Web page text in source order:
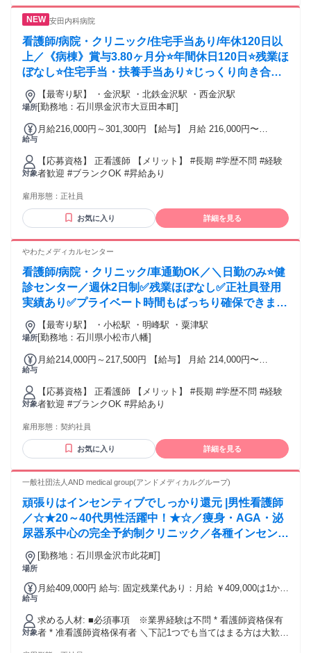
安田内科病院
看護師/病院・クリニック/住宅手当あり/年休120日以
上／《病棟》賞与3.80ヶ月分⭐年間休日120日⭐残業ほ
ぼなし⭐住宅手当・扶養手当あり⭐じっくり向き合っ
た看護を目指す方にぴったりの慢性期型病院✨
場所
【最寄り駅】 ・金沢駅 ・北鉄金沢駅 ・西金沢駅
[勤務地：石川県金沢市大豆田本町]
給与
月給216,000円～301,300円 【給与】 月給 216,000円〜
対象
【応募資格】 正看護師 【メリット】 #長期 #学歴不問 #経験
者歓迎 #ブランクOK #昇給あり
雇用形態： 正社員
お気に入り 詳細を見る
やわたメディカルセンター
看護師/病院・クリニック/車通勤OK／＼日勤のみ⭐健
診センター／週休2日制✅️残業ほぼなし✅️正社員登用
実績あり✅️プライベート時間もばっちり確保できます
✨
場所
【最寄り駅】 ・小松駅 ・明峰駅 ・粟津駅
[勤務地：石川県小松市八幡]
給与
月給214,000円～217,500円 【給与】 月給 214,000円〜
対象
【応募資格】 正看護師 【メリット】 #長期 #学歴不問 #経験
者歓迎 #ブランクOK #昇給あり
雇用形態： 契約社員
お気に入り 詳細を見る
一般社団法人AND medical group(アンドメディカルグループ)
頑張りはインセンティブでしっかり還元 |男性看護師
／☆★20～40代男性活躍中！★☆／痩身・AGA・泌
尿器系中心の完全予約制クリニック／各種インセンテ
ィブが収入に直結◎／看護師資格が活かせる／裁量高
くキャリアアップしやすい
場所
[勤務地：石川県金沢市此花町]
給与
月給409,000円 給与: 固定残業代あり：月給 ￥409,000は1か月
間を超える残業代は追加で支給する。 【正職員】 月給
409,000円 ～＋各種インセンティブあり 基本給 ：354,000
円 固定残業代：55,000円(20時間相当分) ※固定残業代（業務
手当）は残業がない場合も支給し、超過分は別途支給する ～
対象
求める人材: ■必須事項 ※業界経験は不問 * 看護師資格保有
者 * 准看護師資格保有者 ＼下記1つでも当てはまる方は大歓迎